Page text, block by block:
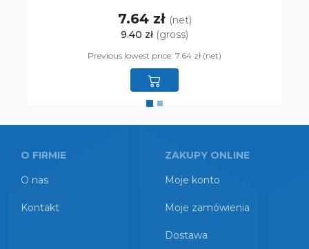
7.64 zł (net)
9.40 zł (gross)
Previous lowest price: 7.64 zł (net)
O FIRMIE
O nas
Kontakt
ZAKUPY ONLINE
Moje konto
Moje zamówienia
Dostawa